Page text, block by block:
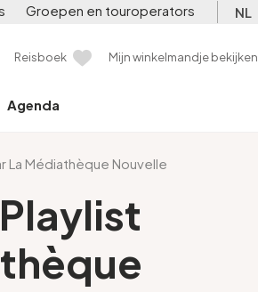
Groepen en touroperators NL
Reisboek Mijn winkelmandje bekijken
Agenda
La Médiathèque Nouvelle